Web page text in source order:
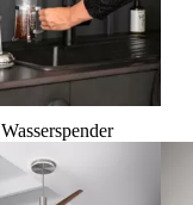
Wasserspender